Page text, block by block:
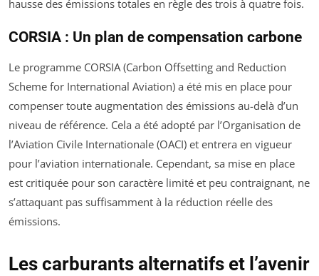
hausse des émissions totales en règle des trois à quatre fois.
CORSIA : Un plan de compensation carbone
Le programme CORSIA (Carbon Offsetting and Reduction
Scheme for International Aviation) a été mis en place pour
compenser toute augmentation des émissions au-delà d’un
niveau de référence. Cela a été adopté par l’Organisation de
l’Aviation Civile Internationale (OACI) et entrera en vigueur
pour l’aviation internationale. Cependant, sa mise en place
est critiquée pour son caractère limité et peu contraignant, ne
s’attaquant pas suffisamment à la réduction réelle des
émissions.
Les carburants alternatifs et l’avenir